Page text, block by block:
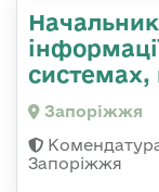
системах,
Запоріжжя
Запоріжжя